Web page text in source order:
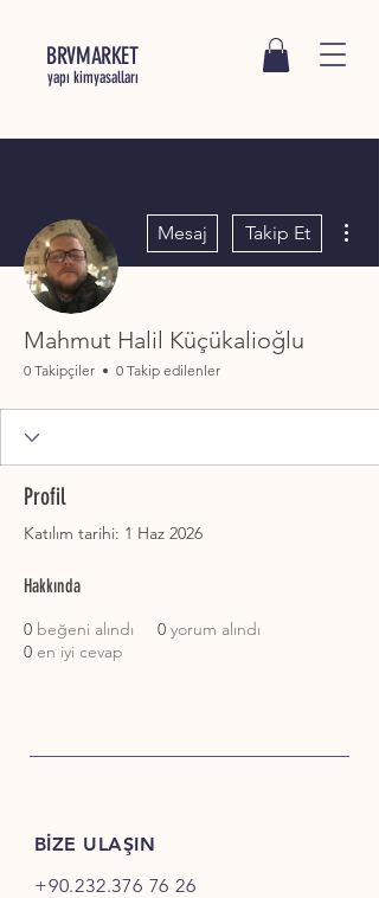
BRVMARKET
yapı kimyasalları
Mesaj Takip Et
Mahmut Halil Küçükalioğlu
0 Takipçiler 0 Takip edilenler
Profil
Katılım tarihi: 1 Haz 2026
Hakkında
0 beğeni alındı 0 yorum alındı
0 en iyi cevap
BİZE ULAŞIN
+90.232.376 76 26